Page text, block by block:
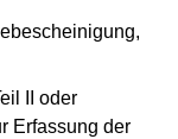
II oder
Erfassung der